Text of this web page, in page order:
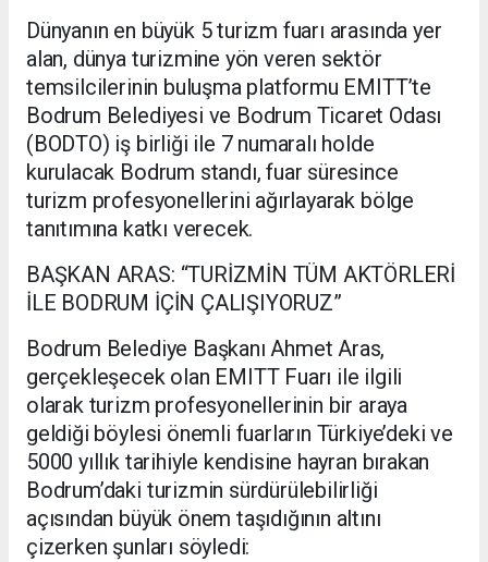
Dünyanın en büyük 5 turizm fuarı arasında yer
alan, dünya turizmine yön veren sektör
temsilcilerinin buluşma platformu EMITT’te
Bodrum Belediyesi ve Bodrum Ticaret Odası
(BODTO) iş birliği ile 7 numaralı holde
kurulacak Bodrum standı, fuar süresince
turizm profesyonellerini ağırlayarak bölge
tanıtımına katkı verecek.
BAŞKAN ARAS: “TURİZMİN TÜM AKTÖRLERİ
İLE BODRUM İÇİN ÇALIŞIYORUZ”
Bodrum Belediye Başkanı Ahmet Aras,
gerçekleşecek olan EMITT Fuarı ile ilgili
olarak turizm profesyonellerinin bir araya
geldiği böylesi önemli fuarların Türkiye’deki ve
5000 yıllık tarihiyle kendisine hayran bırakan
Bodrum’daki turizmin sürdürülebilirliği
açısından büyük önem taşıdığının altını
çizerken şunları söyledi: